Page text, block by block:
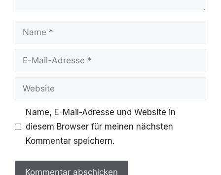
Name
Adresse
Website
Name, E-Mail-Adresse und Website in
diesem Browser für meinen nächsten
Kommentar speichern.